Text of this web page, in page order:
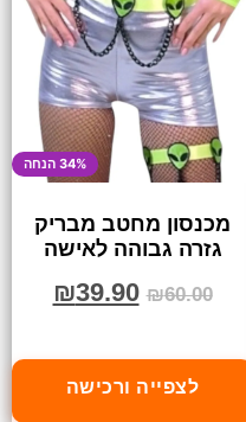
34% הנחה
מכנסון מחטב מבריק
גזרה גבוהה לאישה
₪60.00
₪39.90
לצפייה ורכישה